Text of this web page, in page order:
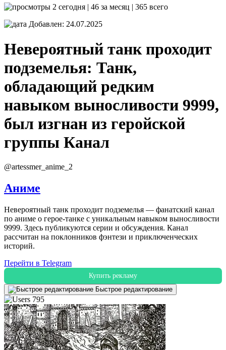
2 сегодня | 46 за месяц | 365 всего
Добавлен: 24.07.2025
Невероятный танк проходит
подземелья: Танк,
обладающий редким
навыком выносливости 9999,
был изгнан из геройской
группы Канал
@artessmer_anime_2
Аниме
Невероятный танк проходит подземелья — фанатский канал
по аниме о герое-танке с уникальным навыком выносливости
9999. Здесь публикуются серии и обсуждения. Канал
рассчитан на поклонников фэнтези и приключенческих
историй.
Перейти в Telegram
Купить рекламу
Быстрое редактирование
795